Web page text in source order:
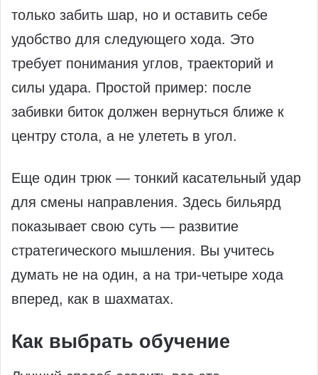
только забить шар, но и оставить себе
удобство для следующего хода. Это
требует понимания углов, траекторий и
силы удара. Простой пример: после
забивки биток должен вернуться ближе к
центру стола, а не улететь в угол.
Еще один трюк — тонкий касательный удар
для смены направления. Здесь бильярд
показывает свою суть — развитие
стратегического мышления. Вы учитесь
думать не на один, а на три-четыре хода
вперед, как в шахматах.
Как выбрать обучение